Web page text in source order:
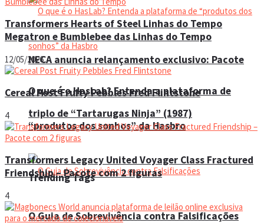
NECA anuncia relançamento exclusivo: Pacote
triplo de “Tartarugas Ninja” (1987)
Trending Tags
O que é o HasLab? Entenda a plataforma de
“produtos dos sonhos” da Hasbro
O Guia de Sobrevivência contra Falsificações
Transformers Hearts of Steel Linhas do Tempo
Megatron e Bumblebee das Linhas do Tempo
12/05/2026
Cereal Post Fruity Pebbles Fred Flintstone
4
Transformers Legacy United Voyager Class Fractured
Friendship – Pacote com 2 figuras
4